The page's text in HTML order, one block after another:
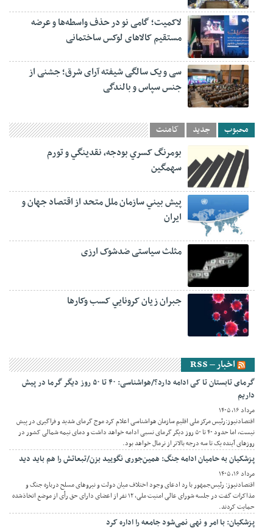
لاکمیت؛ گامی نو در حذف واسطه‌ها و عرضه
مستقیم کالاهای لوکس ساختمانی
سی و یک سالگی شیفته آرای شرق؛ جشنی از
جنس سپاس و بالندگی
محبوب جدید کامنت
بومرنگ کسري بودجه، نقدينگي و تورم
سهمگين
پيش‏ بيني سازمان ملل متحد از اقتصاد جهان و
ايران
مثلث سیاستی ضدشوک ارزی
جبران زيان کرونايي کسب وکارها
اخبار – RSS
گرمای تابستان تا کی ادامه دارد؟/هواشناسی: ۴۰ تا ۵۰ روز دیگر گرما در پیش
داریم
مرداد ۱۶, ۱۴۰۵
اقتصادنیوز:رئیس مرکز ملی اقلیم سازمان هواشناسی اعلام کرد موج گرمای شدید و فراگیری در پیش
نیست، اما حدود ۴۰ تا ۵۰ روز دیگر گرمای نسبی ادامه خواهد داشت و دمای نیمه شمالی کشور در
روزهای آینده یک تا سه درجه بالاتر از نرمال خواهد بود.
پزشکیان به حامیان ادامه جنگ: همین‌جوری نگویید بزن/تبعاتش را هم باید دید
مرداد ۱۶, ۱۴۰۵
اقتصادنیوز: رئیس‌جمهور با رد ادعای وجود اختلاف میان دولت و نیروهای مسلح درباره جنگ و
مذاکرات گفت در جلسه شورای عالی امنیت ملی، ۱۲ نفر از اعضای دارای حق رأی از موضع اتخاذشده
حمایت کردند.
پزشکیان: با امر و نهی نمی‌شود جامعه را اداره کرد